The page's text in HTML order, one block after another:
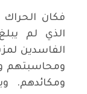
فكان الحراك
الذي لم
الفاسدين
ومحاسبتهم
ومكائدهم.